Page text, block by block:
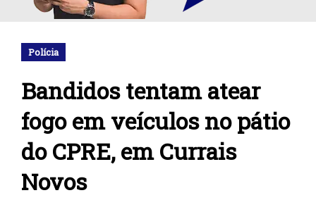
Polícia
Bandidos tentam atear
fogo em veículos no pátio
do CPRE, em Currais
Novos